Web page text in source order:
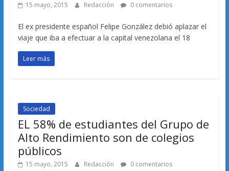
15 mayo, 2015 Redacción 0 comentarios
El ex presidente español Felipe González debió aplazar el
viaje que iba a efectuar a la capital venezolana el 18
Leer más
Sociedad
EL 58% de estudiantes del Grupo de
Alto Rendimiento son de colegios
públicos
15 mayo, 2015 Redacción 0 comentarios